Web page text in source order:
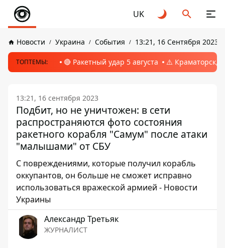
UK
Новости Украина События 13:21, 16 Сентября 2023
ТОПТЕМЫ: 🔴 Ракетный удар 5 августа ⚠️ Краматорск,
13:21, 16 сентября 2023
Подбит, но не уничтожен: в сети
распространяются фото состояния
ракетного корабля "Самум" после атаки
"малышами" от СБУ
С повреждениями, которые получил корабль
оккупантов, он больше не сможет исправно
использоваться вражеской армией - Новости
Украины
Александр Третьяк
ЖУРНАЛИСТ